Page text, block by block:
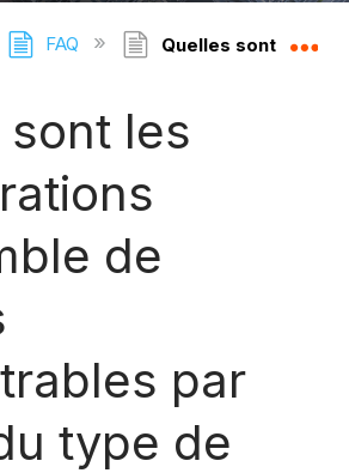
réduire la hiérarchie
FAQ Quelles sont les
les
de
par
type de